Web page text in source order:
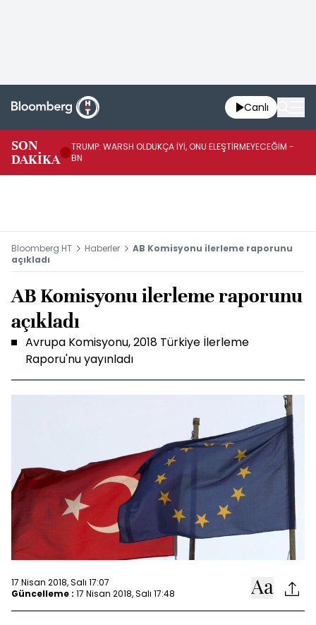
Canlı
SON
DAKİKA
TRUMP: WARSH OLDUKÇA İYİ, ONU ELEŞTİRMEYECEĞİM -
BN
Bloomberg HT Haberler
AB Komisyonu ilerleme raporunu
açıkladı
AB Komisyonu ilerleme raporunu
açıkladı
Avrupa Komisyonu, 2018 Türkiye İlerleme
Raporu'nu yayınladı
17 Nisan 2018, Salı 17:07
Güncelleme : 17 Nisan 2018, Salı 17:48